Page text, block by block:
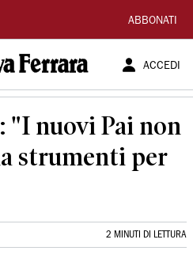
ABBONATI
ACCEDI
"I nuovi Pai non
strumenti per
2 MINUTI DI LETTURA